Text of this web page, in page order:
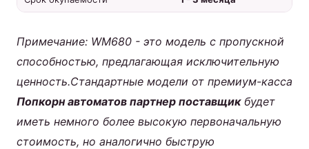
Примечание: WM680 - это модель с пропускной
способностью, предлагающая исключительную
ценность.Стандартные модели от премиум-касса
Попкорн автоматов партнер поставщикбудет
иметь немного более высокую первоначальную
стоимость, но аналогично быструю